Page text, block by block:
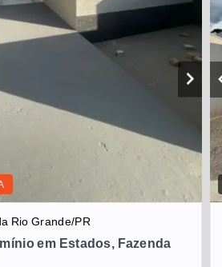
Rio Grande/PR
em Estados, Fazenda